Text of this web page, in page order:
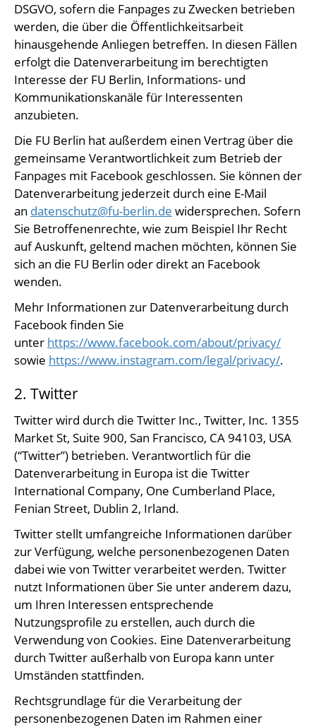
DSGVO, sofern die Fanpages zu Zwecken betrieben
werden, die über die Öffentlichkeitsarbeit
hinausgehende Anliegen betreffen. In diesen Fällen
erfolgt die Datenverarbeitung im berechtigten
Interesse der FU Berlin, Informations- und
Kommunikationskanäle für Interessenten
anzubieten.
Die FU Berlin hat außerdem einen Vertrag über die
gemeinsame Verantwortlichkeit zum Betrieb der
Fanpages mit Facebook geschlossen. Sie können der
Datenverarbeitung jederzeit durch eine E-Mail
an datenschutz@fu-berlin.de widersprechen. Sofern
Sie Betroffenenrechte, wie zum Beispiel Ihr Recht
auf Auskunft, geltend machen möchten, können Sie
sich an die FU Berlin oder direkt an Facebook
wenden.
Mehr Informationen zur Datenverarbeitung durch
Facebook finden Sie
unter https://www.facebook.com/about/privacy/
sowie https://www.instagram.com/legal/privacy/.
2. Twitter
Twitter wird durch die Twitter Inc., Twitter, Inc. 1355
Market St, Suite 900, San Francisco, CA 94103, USA
(“Twitter”) betrieben. Verantwortlich für die
Datenverarbeitung in Europa ist die Twitter
International Company, One Cumberland Place,
Fenian Street, Dublin 2, Irland.
Twitter stellt umfangreiche Informationen darüber
zur Verfügung, welche personenbezogenen Daten
dabei wie von Twitter verarbeitet werden. Twitter
nutzt Informationen über Sie unter anderem dazu,
um Ihren Interessen entsprechende
Nutzungsprofile zu erstellen, auch durch die
Verwendung von Cookies. Eine Datenverarbeitung
durch Twitter außerhalb von Europa kann unter
Umständen stattfinden.
Rechtsgrundlage für die Verarbeitung der
personenbezogenen Daten im Rahmen einer